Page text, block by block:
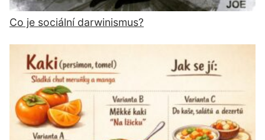
Co je sociální darwinismus?